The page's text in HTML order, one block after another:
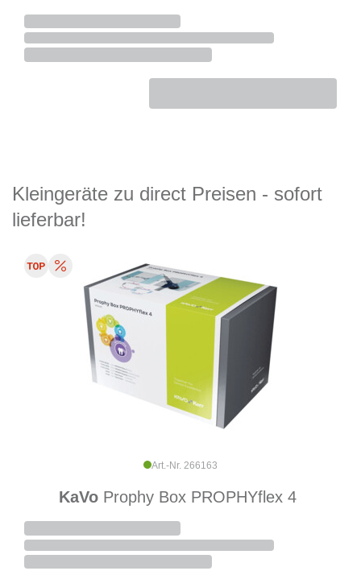
Kleingeräte zu direct Preisen - sofort
lieferbar!
Art.-Nr. 266163
KaVo Prophy Box PROPHYflex 4